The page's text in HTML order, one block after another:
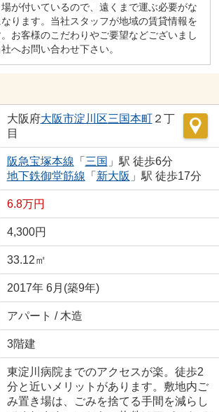
が付いているので、遠くまで運ぶ必要がな
ります。当社スタッフが地域の賃貸情報を
お客様のこだわりやご要望などございまし
へお問い合わせ下さい。
大阪府大阪市淀川区三国本町２丁
目
阪急宝塚本線 「 三国 」駅 徒歩6分
地下鉄御堂筋線 「 新大阪 」駅 徒歩17分
6.8万円
4,300円
33.12㎡
2017年 6月(築9年)
アパート / 木造
3階建
東淀川病院までのアクセスが楽。徒歩2
分と近いメリットがあります。敷地内ご
み置き場は、ごみを捨てる手間を減らし